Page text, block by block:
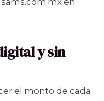
y sin
el monto de cada